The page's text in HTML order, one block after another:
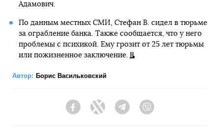
Адамович.
По данным местных СМИ, Стефан В. сидел в тюрьме
за ограбление банка. Также сообщается, что у него
проблемы с психикой. Ему грозит от 25 лет тюрьмы
или пожизненное заключение.
Автор: Борис Васильковский
FacebookTwitter Telegram